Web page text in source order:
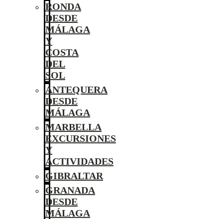
RONDA
DESDE
MÁLAGA
Y
COSTA
DEL
SOL
ANTEQUERA
DESDE
MÁLAGA
MARBELLA
EXCURSIONES
Y
ACTIVIDADES
GIBRALTAR
GRANADA
DESDE
MÁLAGA